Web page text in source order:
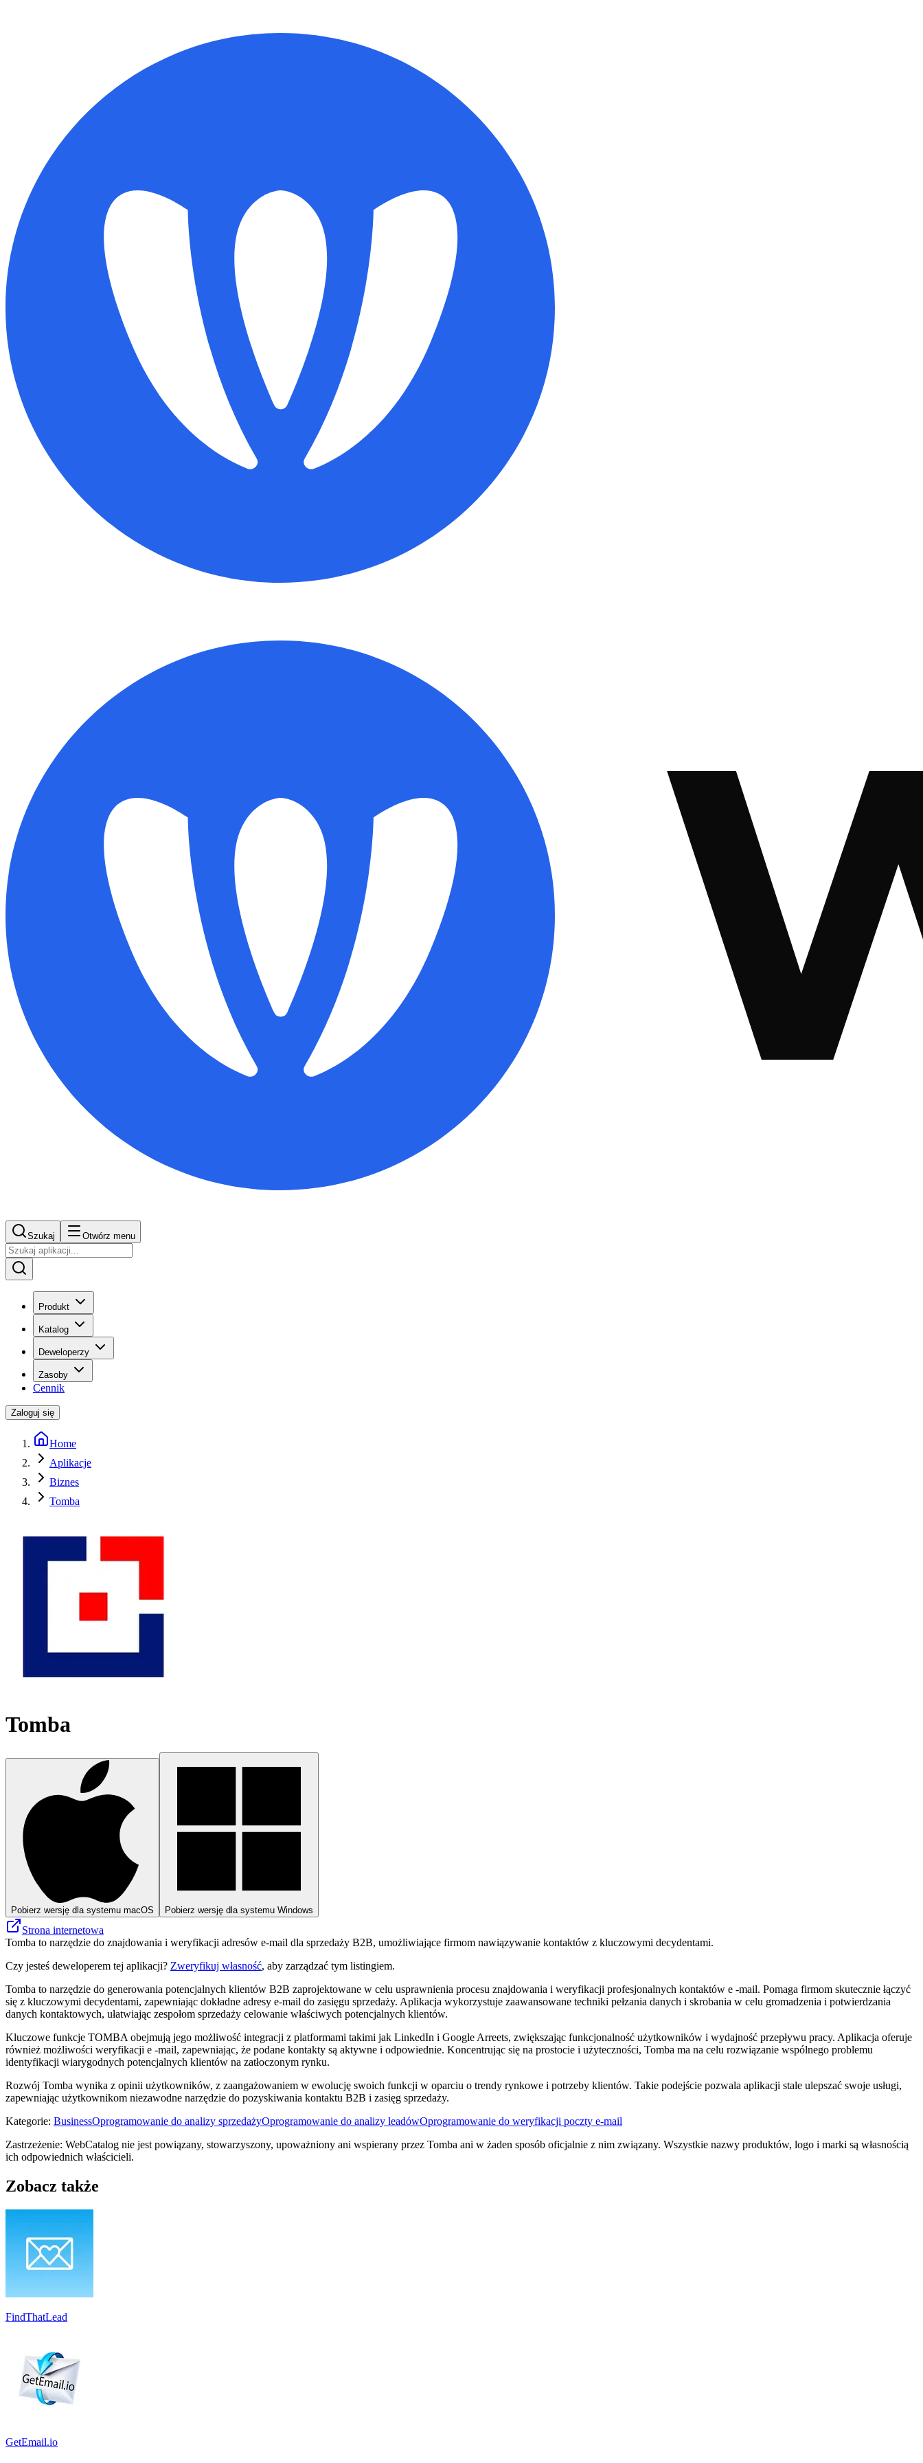
Szukaj Otwórz menu
Produkt
Katalog
Deweloperzy
Zasoby
Cennik
Zaloguj się
Home
Aplikacje
Biznes
Tomba
Tomba
Pobierz wersję dla systemu macOS Pobierz wersję dla systemu Windows
Strona internetowa
Tomba to narzędzie do znajdowania i weryfikacji adresów e-mail dla sprzedaży B2B, umożliwiające firmom nawiązywanie kontaktów z kluczowymi decydentami.
Czy jesteś deweloperem tej aplikacji? Zweryfikuj własność, aby zarządzać tym listingiem.
Tomba to narzędzie do generowania potencjalnych klientów B2B zaprojektowane w celu usprawnienia procesu znajdowania i weryfikacji profesjonalnych kontaktów e -mail. Pomaga firmom skutecznie łączyć
się z kluczowymi decydentami, zapewniając dokładne adresy e-mail do zasięgu sprzedaży. Aplikacja wykorzystuje zaawansowane techniki pełzania danych i skrobania w celu gromadzenia i potwierdzania
danych kontaktowych, ułatwiając zespołom sprzedaży celowanie właściwych potencjalnych klientów.
Kluczowe funkcje TOMBA obejmują jego możliwość integracji z platformami takimi jak LinkedIn i Google Arreets, zwiększając funkcjonalność użytkowników i wydajność przepływu pracy. Aplikacja oferuje
również możliwości weryfikacji e -mail, zapewniając, że podane kontakty są aktywne i odpowiednie. Koncentrując się na prostocie i użyteczności, Tomba ma na celu rozwiązanie wspólnego problemu
identyfikacji wiarygodnych potencjalnych klientów na zatłoczonym rynku.
Rozwój Tomba wynika z opinii użytkowników, z zaangażowaniem w ewolucję swoich funkcji w oparciu o trendy rynkowe i potrzeby klientów. Takie podejście pozwala aplikacji stale ulepszać swoje usługi,
zapewniając użytkownikom niezawodne narzędzie do pozyskiwania kontaktu B2B i zasięg sprzedaży.
Kategorie: BusinessOprogramowanie do analizy sprzedażyOprogramowanie do analizy leadówOprogramowanie do weryfikacji poczty e-mail
Zastrzeżenie: WebCatalog nie jest powiązany, stowarzyszony, upoważniony ani wspierany przez Tomba ani w żaden sposób oficjalnie z nim związany. Wszystkie nazwy produktów, logo i marki są własnością
ich odpowiednich właścicieli.
Zobacz także
FindThatLead
GetEmail.io